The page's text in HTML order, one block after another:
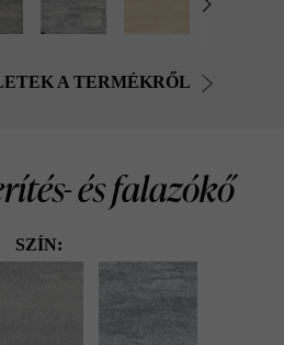
A TERMÉKRŐL
és falazókő
SZÍN: